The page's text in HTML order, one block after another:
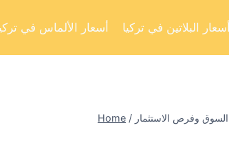
أسعار الألماس في أسعار البلاتين في تركيا
Home /